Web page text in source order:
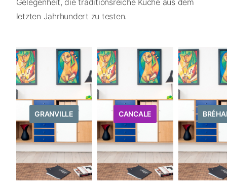
Gelegenheit, die traditionsreiche Küche aus dem
letzten Jahrhundert zu testen.
GRANVILLE CANCALE